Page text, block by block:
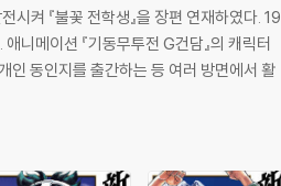
켜 『불꽃 전학생』을 장편 연재하였다. 19
니메이션 『기동무투전 G건담』의 캐릭터
인 동인지를 출간하는 등 여러 방면에서 활